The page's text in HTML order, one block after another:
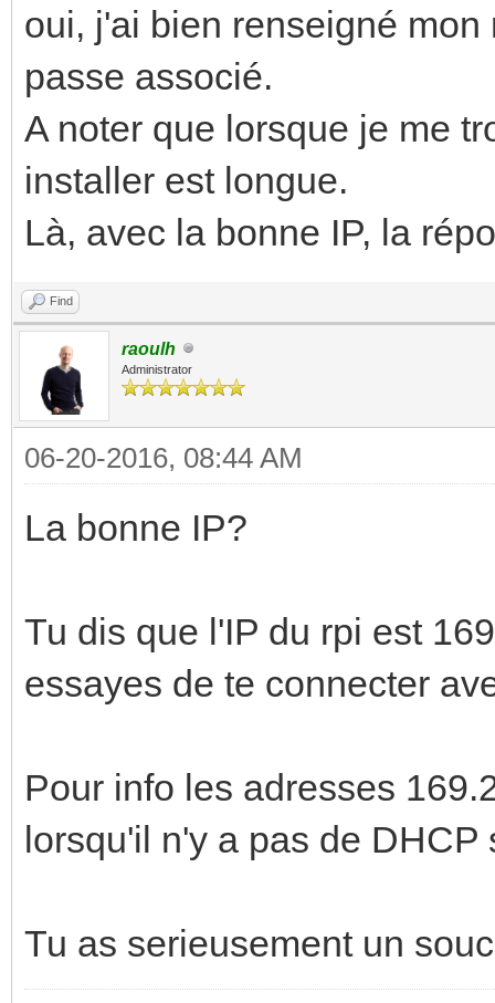
oui, j'ai bien renseigné
passe associé.
A noter que lorsque je me
installer est longue.
Là, avec la bonne IP, la
Find
raoulh
Administrator
06-20-2016, 08:44 AM
La bonne IP?
Tu dis que l'IP du rpi est
essayes de te connecter
Pour info les adresses
lorsqu'il n'y a pas de DHCP
Tu as serieusement un